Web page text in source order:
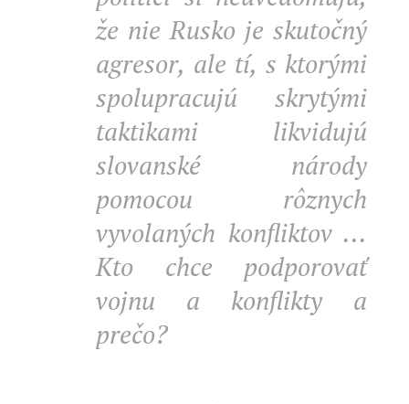
že nie Rusko je skutočný
agresor, ale tí, s ktorými
spolupracujú skrytými
taktikami likvidujú
slovanské národy
pomocou rôznych
vyvolaných konfliktov ...
Kto chce podporovať
vojnu a konflikty a
prečo?